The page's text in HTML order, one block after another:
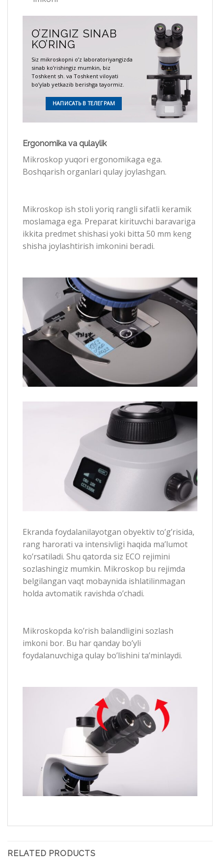
O’ZINGIZ SINAB
KO’RING
Siz mikroskopni o’z laboratoriyangizda
sinab ko’rishingiz mumkin, biz
Toshkent sh. va Toshkent viloyati
bo’ylab yetkazib berishga tayormiz.
НАПИСАТЬ В ТЕЛЕГРАМ
Ergonomika va qulaylik
Mikroskop yuqori ergonomikaga ega.
Boshqarish organlari qulay joylashgan.
Mikroskop ish stoli yoriq rangli sifatli keramik
moslamaga ega. Preparat kirituvchi baravariga
ikkita predmet shishasi yoki bitta 50 mm keng
shisha joylashtirish imkonini beradi.
Ekranda foydalanilayotgan obyektiv to’g’risida,
rang harorati va intensivligi haqida ma’lumot
ko’rsatiladi. Shu qatorda siz ECO rejimini
sozlashingiz mumkin. Mikroskop bu rejimda
belgilangan vaqt mobaynida ishlatilinmagan
holda avtomatik ravishda o’chadi.
Mikroskopda ko’rish balandligini sozlash
imkoni bor. Bu har qanday bo’yli
foydalanuvchiga qulay bo’lishini ta’minlaydi.
RELATED PRODUCTS